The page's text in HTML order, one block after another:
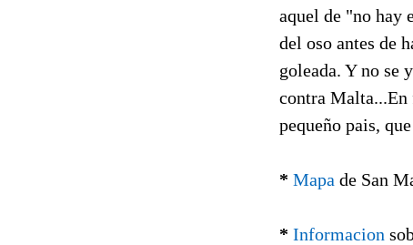
aquel de "no hay
del oso antes de
goleada. Y no se
contra Malta...En
pequeño pais,
* Mapa de San
* Informacion